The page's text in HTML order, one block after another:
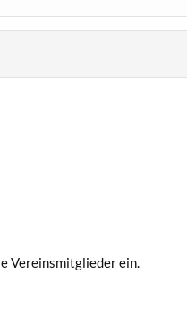
Vereinsmitglieder ein.